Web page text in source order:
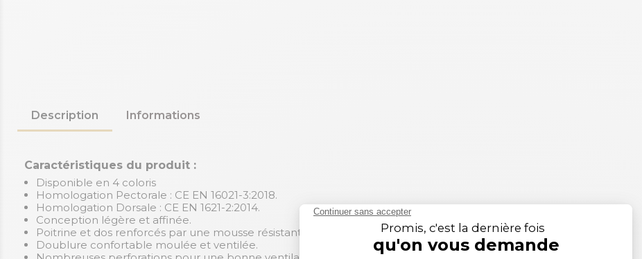
Description Informations
Caractéristiques du produit :
Disponible en 4 coloris
Homologation Pectorale : CE EN 16021-3:2018.
Homologation Dorsale : CE EN 1621-2:2014.
Conception légère et affinée.
Poitrine et dos renforcés par une mousse résistante aux chocs.
Doublure confortable moulée et ventilée.